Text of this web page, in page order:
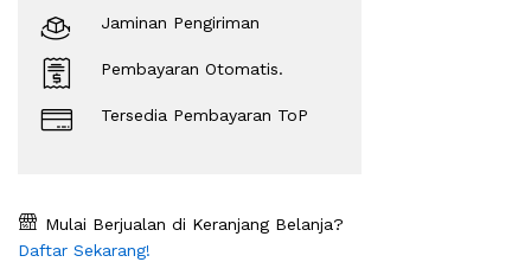
Jaminan Pengiriman
Pembayaran Otomatis.
Tersedia Pembayaran ToP
Mulai Berjualan di Keranjang Belanja?
Daftar Sekarang!